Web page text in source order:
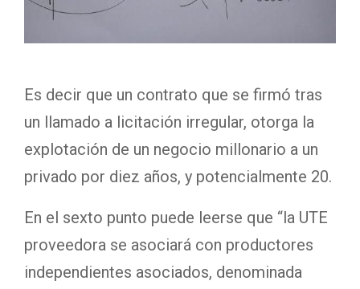
Es decir que un contrato que se firmó tras
un llamado a licitación irregular, otorga la
explotación de un negocio millonario a un
privado por diez años, y potencialmente 20.
En el sexto punto puede leerse que “la UTE
proveedora se asociará con productores
independientes asociados, denominada